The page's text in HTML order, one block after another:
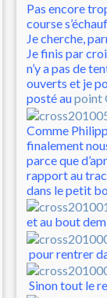
Pas encore
course
Je cherche,
Je finis par
n’y a pas de
ouverts et je
posté aupoint
Comme
finalement
parce que
rapport au
dans le petit
et au bout
pour rentrer
Sinon tout le